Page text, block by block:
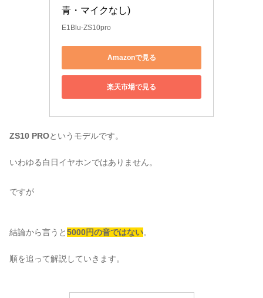
青・マイクなし)
E1Blu-ZS10pro
Amazonで見る
楽天市場で見る
ZS10 PROというモデルです。
いわゆる白日イヤホンではありません。
ですが
結論から言うと5000円の音ではない。
順を追って解説していきます。